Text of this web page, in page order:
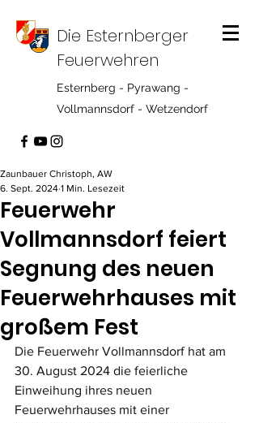
Die Esternberger
Feuerwehren
Esternberg - Pyrawang -
Vollmannsdorf - Wetzendorf
Feuerwehr
Vollmannsdorf feiert
Segnung des neuen
Feuerwehrhauses mit
großem Fest
Zaunbauer Christoph, AW
6. Sept. 2024 1 Min. Lesezeit
Die Feuerwehr Vollmannsdorf hat am
30. August 2024 die feierliche
Einweihung ihres neuen
Feuerwehrhauses mit einer